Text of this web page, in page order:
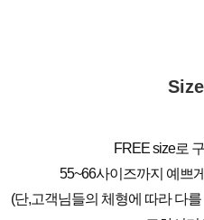
FREE size로
55~66사이즈까지 예쁘
(단,고객님들의 체형에 따라 다